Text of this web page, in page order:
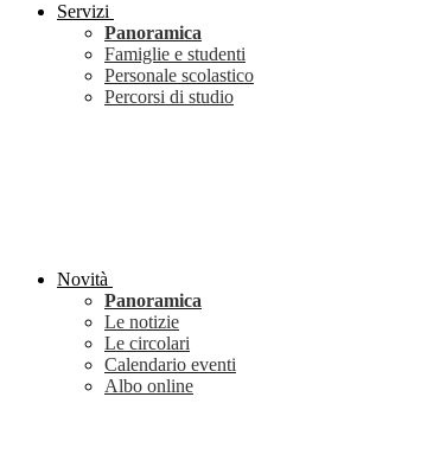
Servizi
Panoramica
Famiglie e studenti
Personale scolastico
Percorsi di studio
Novità
Panoramica
Le notizie
Le circolari
Calendario eventi
Albo online